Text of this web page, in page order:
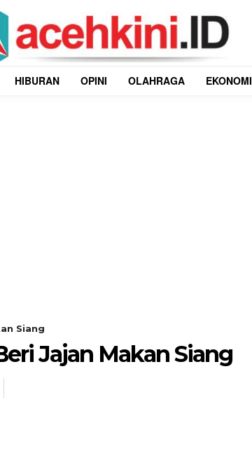
HIBURAN OPINI OLAHRAGA EKONOMI
Siang
Jajan Makan Siang